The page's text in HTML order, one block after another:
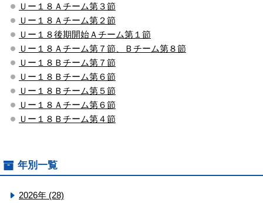
Ｕー１８Ａチーム第３節
Ｕー１８Ａチーム第２節
Ｕー１８後期開始Ａチーム第１節
Ｕー１８Ａチーム第７節、Ｂチーム第８節
Ｕー１８Ｂチーム第７節
Ｕー１８Ｂチーム第６節
Ｕー１８Ｂチーム第５節
Ｕー１８Ａチーム第６節
Ｕー１８Ｂチーム第４節
年別一覧
2026年 (28)